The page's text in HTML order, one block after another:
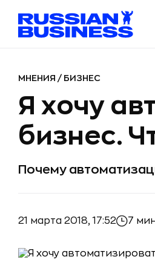
МНЕНИЯ / БИЗНЕС
Я хочу
бизнес.
Почему
21 марта 2018, 17:52 7